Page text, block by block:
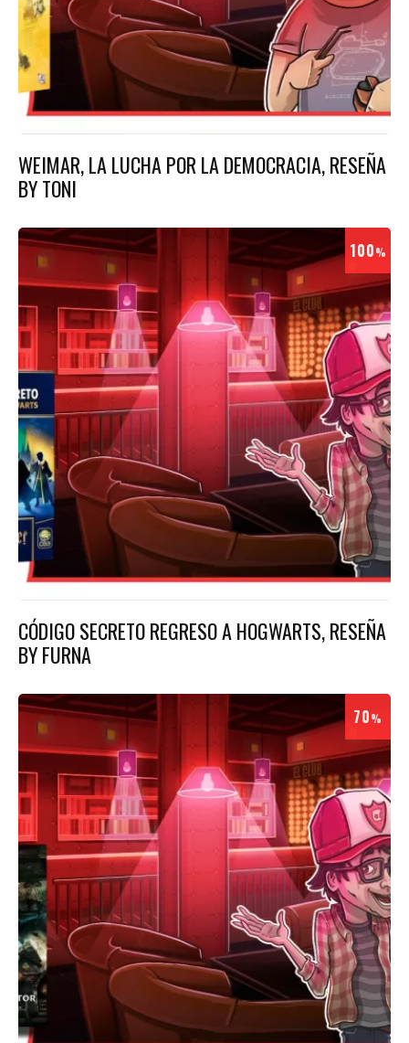
WEIMAR, LA LUCHA POR LA DEMOCRACIA, RESEÑA
BY TONI
100%
CÓDIGO SECRETO REGRESO A HOGWARTS, RESEÑA
BY FURNA
70%